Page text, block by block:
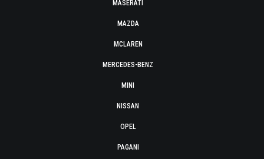
MASERATI
MAZDA
MCLAREN
MERCEDES-BENZ
MINI
NISSAN
OPEL
PAGANI